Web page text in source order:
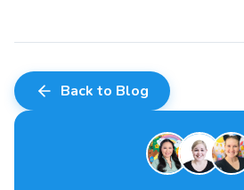
Back to Blog